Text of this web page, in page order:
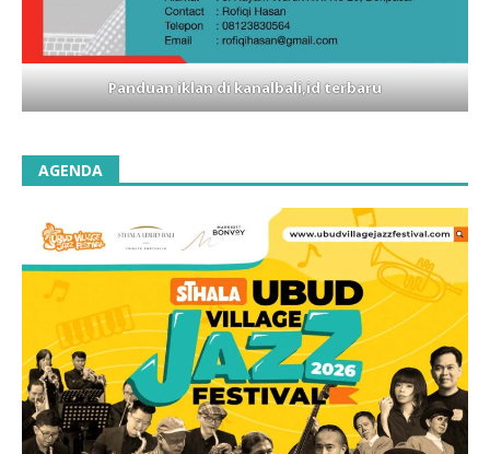
Panduan iklan di kanalbali,id terbaru
AGENDA